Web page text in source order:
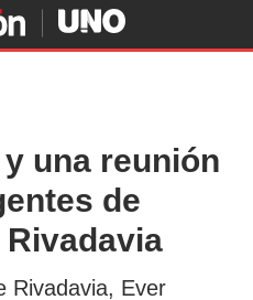
una reunión
de
Rivadavia, Ever